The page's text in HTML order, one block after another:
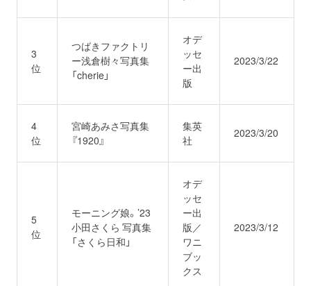
3
位
つばきファクトリ
ー浅倉樹々写真集
「cherie」
オデ
ッセ
ー出
版
2023/3/22
4
位
宮崎あみさ写真集
『1920』
集英
社
2023/3/20
5
位
モーニング娘。’23
小田さくら 写真集
「さくら日和」
オデ
ッセ
ー出
版／
ワニ
ブッ
クス
2023/3/12